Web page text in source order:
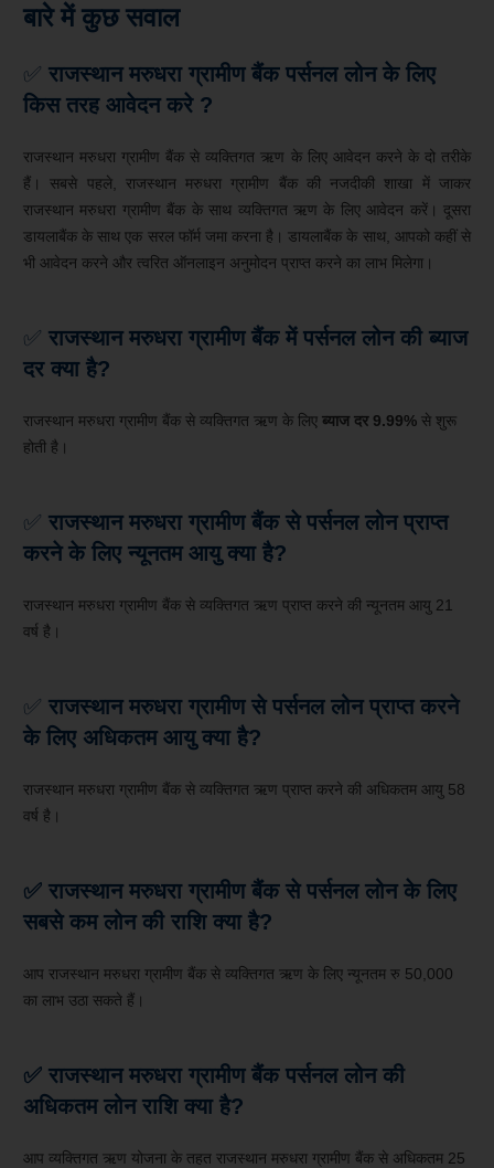
बारे में कुछ सवाल
✅ राजस्थान मरुधरा ग्रामीण बैंक पर्सनल लोन के लिए
किस तरह आवेदन करे ?
राजस्थान मरुधरा ग्रामीण बैंक से व्यक्तिगत ऋण के लिए आवेदन करने के दो तरीके
हैं। सबसे पहले, राजस्थान मरुधरा ग्रामीण बैंक की नजदीकी शाखा में जाकर
राजस्थान मरुधरा ग्रामीण बैंक के साथ व्यक्तिगत ऋण के लिए आवेदन करें। दूसरा
डायलाबैंक के साथ एक सरल फॉर्म जमा करना है। डायलाबैंक के साथ, आपको कहीं से
भी आवेदन करने और त्वरित ऑनलाइन अनुमोदन प्राप्त करने का लाभ मिलेगा।
✅ राजस्थान मरुधरा ग्रामीण बैंक में पर्सनल लोन की ब्याज
दर क्या है?
राजस्थान मरुधरा ग्रामीण बैंक से व्यक्तिगत ऋण के लिए ब्याज दर 9.99% से शुरू
होती है।
✅ राजस्थान मरुधराग्रामीण बैंक से पर्सनल लोन प्राप्त
करने के लिए न्यूनतम आयु क्या है?
राजस्थान मरुधरा ग्रामीण बैंक से व्यक्तिगत ऋण प्राप्त करने की न्यूनतम आयु 21
वर्ष है।
✅ राजस्थान मरुधरा ग्रामीण से पर्सनल लोन प्राप्त करने
के लिए अधिकतम आयु क्या है?
राजस्थान मरुधरा ग्रामीण बैंक से व्यक्तिगत ऋण प्राप्त करने की अधिकतम आयु 58
वर्ष है।
✅ राजस्थान मरुधरा ग्रामीण बैंक से पर्सनल लोन के लिए
सबसे कम लोन की राशि क्या है?
आप राजस्थान मरुधरा ग्रामीण बैंक से व्यक्तिगत ऋण के लिए न्यूनतम रु 50,000
का लाभ उठा सकते हैं।
✅ राजस्थान मरुधरा ग्रामीण बैंक पर्सनल लोन की
अधिकतम लोन राशि क्या है?
आप व्यक्तिगत ऋण योजना के तहत राजस्थान मरुधरा ग्रामीण बैंक से अधिकतम 25